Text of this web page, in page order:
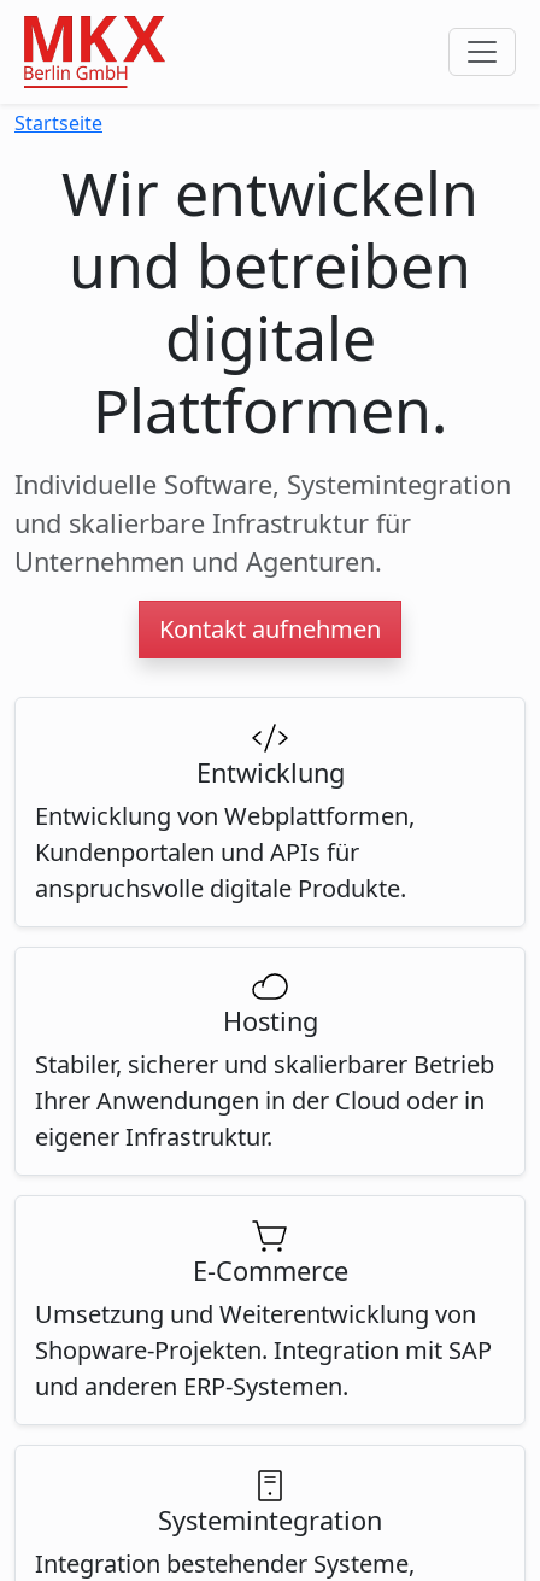
Startseite
Wir entwickeln
und betreiben
digitale
Plattformen.
Individuelle Software, Systemintegration
und skalierbare Infrastruktur für
Unternehmen und Agenturen.
Kontakt aufnehmen
Entwicklung
Entwicklung von Webplattformen,
Kundenportalen und APIs für
anspruchsvolle digitale Produkte.
Hosting
Stabiler, sicherer und skalierbarer Betrieb
Ihrer Anwendungen in der Cloud oder in
eigener Infrastruktur.
E-Commerce
Umsetzung und Weiterentwicklung von
Shopware-Projekten. Integration mit SAP
und anderen ERP-Systemen.
Systemintegration
Integration bestehender Systeme,